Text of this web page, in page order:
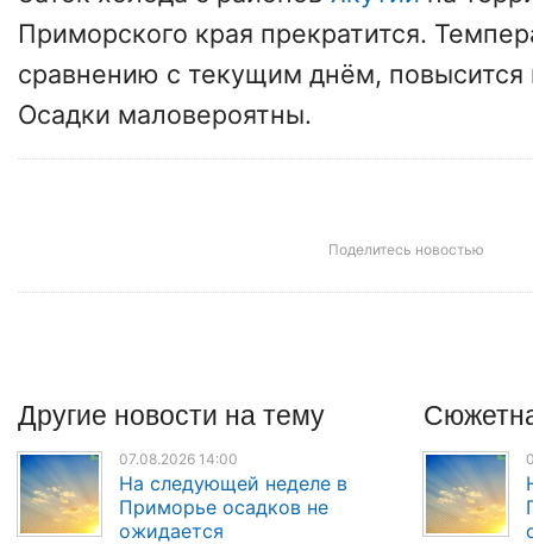
Приморского края прекратится.
сравнению с текущим днём, повысится
Осадки маловероятны.
Поделитесь новостью
Другие новости на тему
07.08.2026 14:00
На следующей неделе в
Приморье осадков не
ожидается